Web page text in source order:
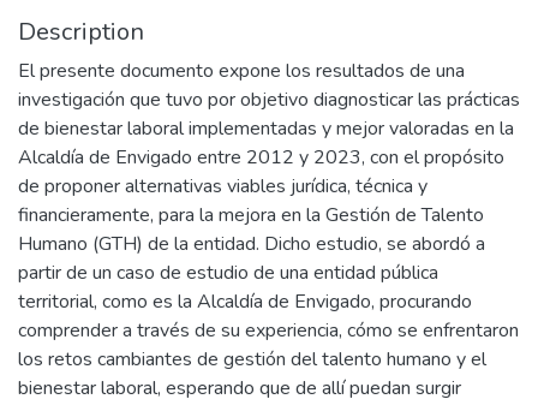
Description
El presente documento expone los resultados de una
investigación que tuvo por objetivo diagnosticar las prácticas
de bienestar laboral implementadas y mejor valoradas en la
Alcaldía de Envigado entre 2012 y 2023, con el propósito
de proponer alternativas viables jurídica, técnica y
financieramente, para la mejora en la Gestión de Talento
Humano (GTH) de la entidad. Dicho estudio, se abordó a
partir de un caso de estudio de una entidad pública
territorial, como es la Alcaldía de Envigado, procurando
comprender a través de su experiencia, cómo se enfrentaron
los retos cambiantes de gestión del talento humano y el
bienestar laboral, esperando que de allí puedan surgir